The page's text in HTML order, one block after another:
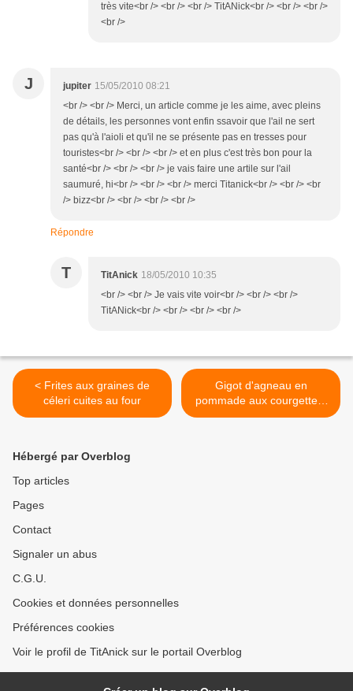
très vite<br /> <br /> <br /> TitANick<br /> <br /> <br />
<br />
J jupiter 15/05/2010 08:21
<br /> <br /> Merci, un article comme je les aime, avec pleins
de détails, les personnes vont enfin ssavoir que l'ail ne sert
pas qu'à l'aioli et qu'il ne se présente pas en tresses pour
touristes<br /> <br /> <br /> et en plus c'est très bon pour la
santé<br /> <br /> <br /> je vais faire une artile sur l'ail
saumuré, hi<br /> <br /> <br /> merci Titanick<br /> <br /> <br
/> bizz<br /> <br /> <br /> <br />
Répondre
T TitAnick 18/05/2010 10:35
<br /> <br /> Je vais vite voir<br /> <br /> <br />
TitANick<br /> <br /> <br /> <br />
< Frites aux graines de
céleri cuites au four
Gigot d'agneau en
pommade aux courgettes,
tomates jaunes et ail frais >
Hébergé par Overblog
Top articles
Pages
Contact
Signaler un abus
C.G.U.
Cookies et données personnelles
Préférences cookies
Voir le profil de TitAnick sur le portail Overblog